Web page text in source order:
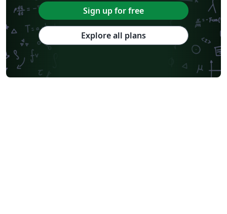
Sign up for free
Explore all plans